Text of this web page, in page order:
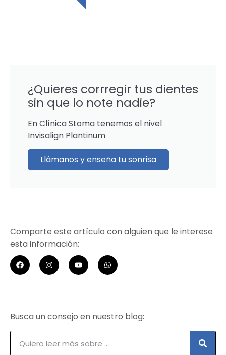
¿Quieres corrregir tus dientes
sin que lo note nadie?
En Clínica Stoma tenemos el nivel
Invisalign Plantinum
Llámanos y enseña tu sonrisa
Comparte este artículo con alguien que le interese
esta información:
Busca un consejo en nuestro blog: